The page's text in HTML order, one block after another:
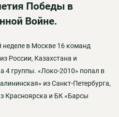
Победы в
Войне.
в Москве 16 команд
России, Казахстана и
4 группы. «Локо-2010» попал в
из Санкт-Петербурга,
Красноярска и БК «Барсы